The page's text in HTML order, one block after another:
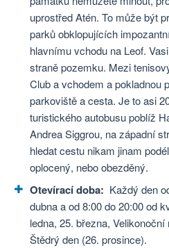
uprostřed Atén. To může být
parků obklopujících
hlavnímu vchodu na Leof.
straně pozemku. Mezi
Club a vchodem a pokladnou
parkoviště a cesta. Je to asi
turistického autobusu poblíž
Andrea Siggrou, na západní
hledat cestu nikam jinam
oplocený, nebo obezděný.
Otevírací doba: Každý den
dubna a od 8:00 do 20:00 od
ledna, 25. března,
Štědrý den (26. prosince).